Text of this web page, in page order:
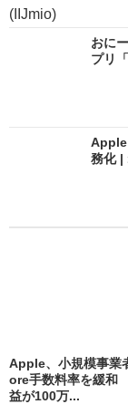
(IIJmio)
おに
プリ
Apple
務化 |
Apple、小規模事業
ore手数料率を緩和
益が100万...